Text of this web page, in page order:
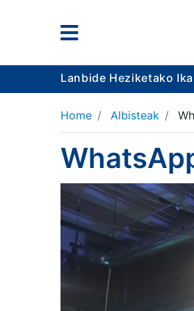
Lanbide Heziketako
Home Albisteak